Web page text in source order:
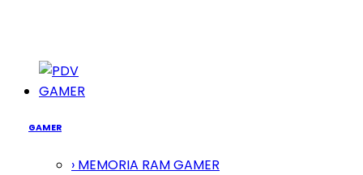
GAMER
GAMER
› MEMORIA RAM GAMER